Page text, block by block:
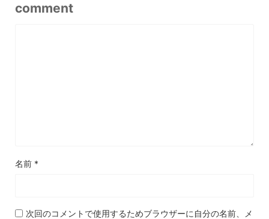
comment
名前 *
次回のコメントで使用するためブラウザーに自分の名前、メ